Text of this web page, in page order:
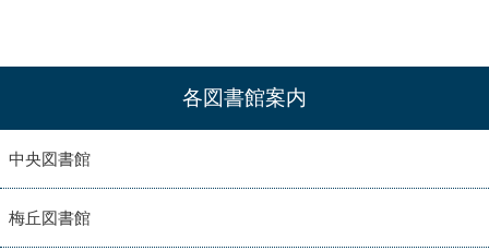
各図書館案内
中央図書館
梅丘図書館